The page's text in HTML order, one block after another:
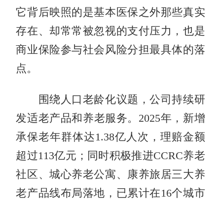
它背后映照的是基本医保之外那些真实
存在、却常常被忽视的支付压力，也是
商业保险参与社会风险分担最具体的落
点。
围绕人口老龄化议题，公司持续研
发适老产品和养老服务。2025年，新增
承保老年群体达1.38亿人次，理赔金额
超过113亿元；同时积极推进CCRC养老
社区、城心养老公寓、康养旅居三大养
老产品线布局落地，已累计在16个城市